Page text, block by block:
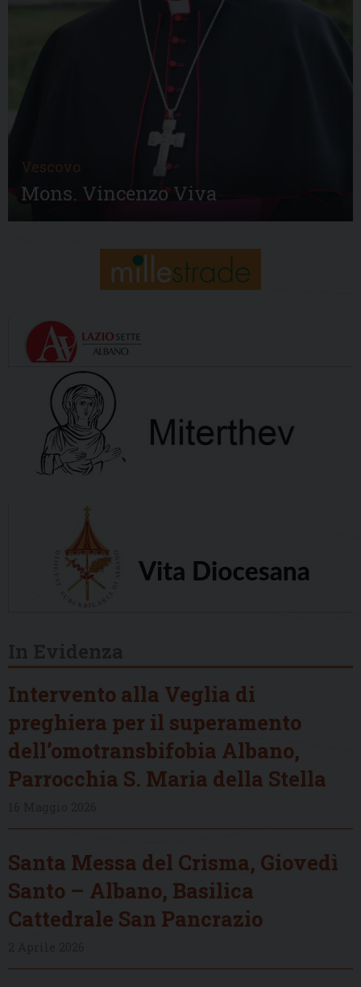
Vescovo
Mons. Vincenzo Viva
Intervento alla Veglia di
preghiera per il superamento
dell’omotransbifobia Albano,
Parrocchia S. Maria della Stella
Santa Messa del Crisma, Giovedì
Santo – Albano, Basilica
Cattedrale San Pancrazio